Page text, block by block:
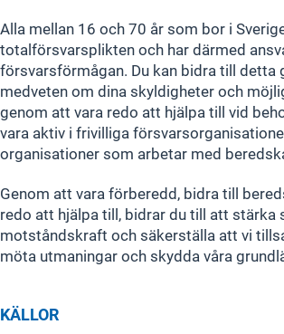
Alla mellan 16 och 70 år som bor i
totalförsvarsplikten och har därmed
försvarsförmågan. Du kan bidra till detta
medveten om dina skyldigheter och
genom att vara redo att hjälpa till vid
vara aktiv i frivilliga
organisationer som arbetar med
Genom att vara förberedd, bidra till
redo att hjälpa till, bidrar du till att stärka
motståndskraft och säkerställa att vi
möta utmaningar och skydda våra
KÄLLOR